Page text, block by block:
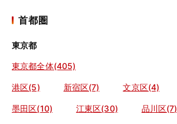
首都圏
東京都
東京都全体(405)
港区(5) 新宿区(7) 文京区(4)
墨田区(10) 江東区(30) 品川区(7)